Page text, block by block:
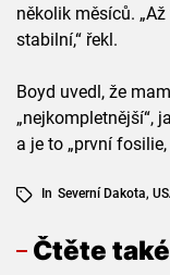
několik měsíců.
stabilní,“ řekl.
Boyd uvedl, že
„nejkompletnější“,
a je to „první
In Severní Dakota,
Čtěte také